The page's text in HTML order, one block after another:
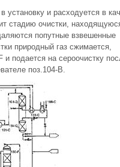
установку и расходуется в
стадию очистки,
попутные взвешенные
природный газ сжимается,
и подается на сероочистку
поз.104-В.